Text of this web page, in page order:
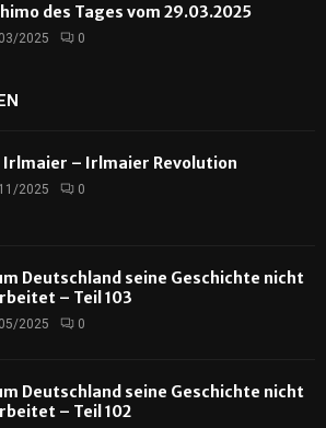
des Tages vom 29.03.2025
2025 0
Irlmaier – Irlmaier Revolution
2025 0
Deutschland seine Geschichte nicht
– Teil 103
2025 0
Deutschland seine Geschichte nicht
– Teil 102